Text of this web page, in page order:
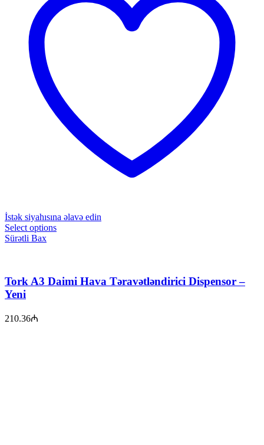
İstək siyahısına əlavə edin
Select options
Sürətli Bax
Tork A3 Daimi Hava Təravətləndirici Dispensor –
Yeni
210.36₼